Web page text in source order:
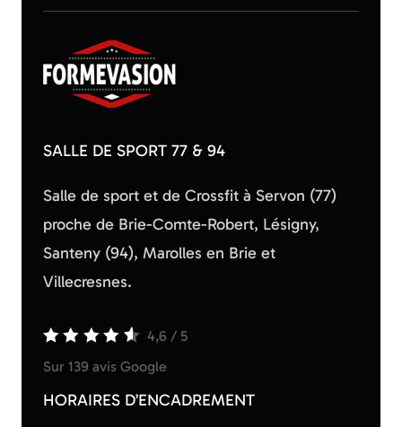
SALLE DE SPORT 77 & 94
Salle de sport et de Crossfit à Servon (77)
proche de Brie-Comte-Robert, Lésigny,
Santeny (94), Marolles en Brie et
Villecresnes.
4,6 / 5
Sur 139 avis Google
HORAIRES D’ENCADREMENT